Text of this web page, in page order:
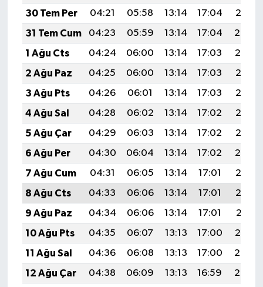
30 Tem Per
04:21 05:58 13:14 17:04
20:21
31 Tem Cum
04:23 05:59 13:14 17:04
20:20
1 Ağu Cts
04:24 06:00 13:14 17:03
20:19
2 Ağu Paz
04:25 06:00 13:14 17:03
20:18
3 Ağu Pts
04:26 06:01 13:14 17:03
20:17
4 Ağu Sal
04:28 06:02 13:14 17:02
20:16
5 Ağu Çar
04:29 06:03 13:14 17:02
20:15
6 Ağu Per
04:30 06:04 13:14 17:02
20:14
7 Ağu Cum
04:31 06:05 13:14 17:01
20:13
8 Ağu Cts
04:33 06:06 13:14 17:01
20:12
9 Ağu Paz
04:34 06:06 13:14 17:01
20:11
10 Ağu Pts
04:35 06:07 13:13 17:00
20:10
11 Ağu Sal
04:36 06:08 13:13 17:00
20:08
12 Ağu Çar
04:38 06:09 13:13 16:59
20:07